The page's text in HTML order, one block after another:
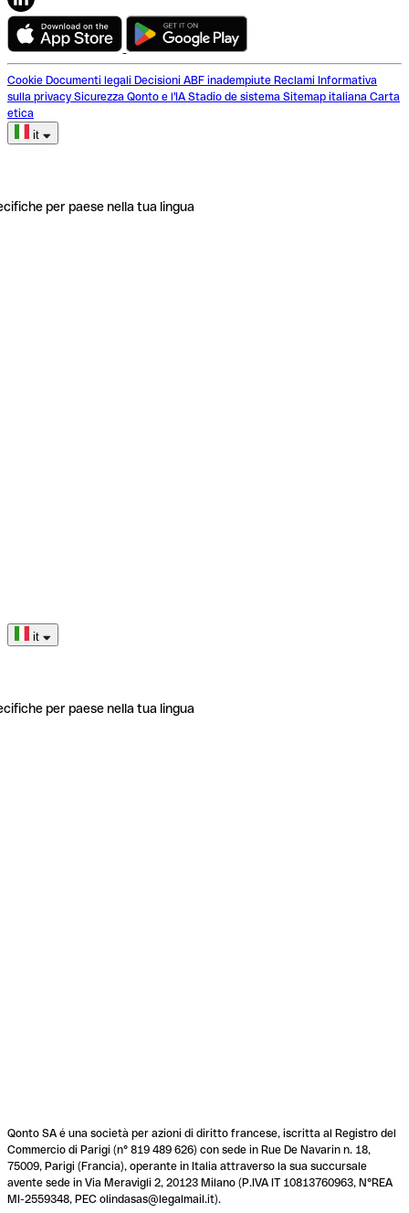
Cookie Documenti legali Decisioni ABF inadempiute Reclami Informativa
sulla privacy Sicurezza Qonto e l'IA Stadio de sistema Sitemap italiana Carta
etica
it
per paese nella tua lingua
it
per paese nella tua lingua
Qonto SA é una società per azioni di diritto francese, iscritta al Registro del
Commercio di Parigi (n° 819 489 626) con sede in Rue De Navarin n. 18,
75009, Parigi (Francia), operante in Italia attraverso la sua succursale
avente sede in Via Meravigli 2, 20123 Milano (P.IVA IT 10813760963, N°REA
MI-2559348, PEC olindasas@legalmail.it).